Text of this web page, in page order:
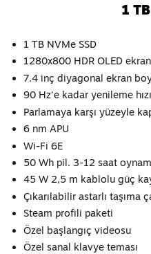
1 TB
1 TB NVMe SSD
1280x800 HDR OLED ekran
7.4 inç diyagonal ekran
90 Hz'e kadar yenileme hızı
Parlamaya karşı yüzeyle
6 nm APU
Wi-Fi 6E
50 Wh pil. 3-12 saat
45 W 2,5 m kablolu güç
Çıkarılabilir astarlı taşıma
Steam profili paketi
Özel başlangıç ​​videosu
Özel sanal klavye teması